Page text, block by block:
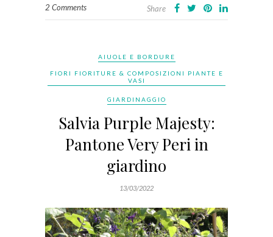
2 Comments Share
AIUOLE E BORDURE
FIORI FIORITURE & COMPOSIZIONI PIANTE E
VASI
GIARDINAGGIO
Salvia Purple Majesty:
Pantone Very Peri in
giardino
13/03/2022